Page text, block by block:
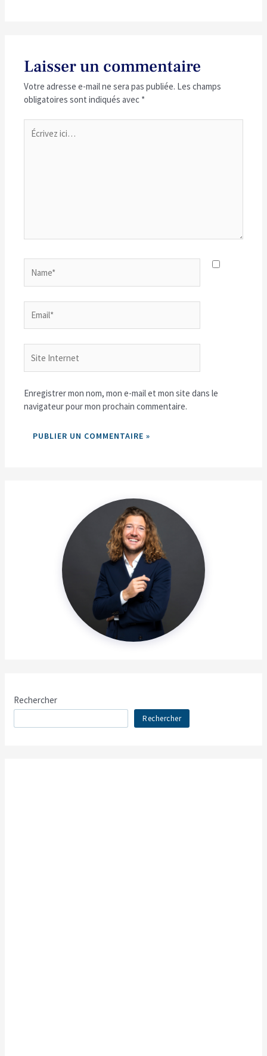
Laisser un commentaire
Votre adresse e-mail ne sera pas publiée. Les champs
obligatoires sont indiqués avec *
ici…
Internet
Enregistrer mon nom, mon e-mail et mon site dans le
navigateur pour mon prochain commentaire.
Rechercher
Rechercher